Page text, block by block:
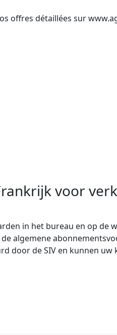
offres détaillées sur
voor
in het bureau en op de
algemene
door de SIV en kunnen